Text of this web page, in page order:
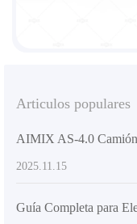
Articulos populares
2025.11.15